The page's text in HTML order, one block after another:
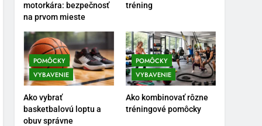
motorkára: bezpečnosť
na prvom mieste
tréning
POMÔCKY
VYBAVENIE
Ako vybrať
basketbalovú loptu a
obuv správne
POMÔCKY
VYBAVENIE
Ako kombinovať rôzne
tréningové pomôcky
7
brucha
POMÔCKY VYBAVENIE
8
Najlepšie doplnky pre
motocyklistov na dlhé
trasy
VYBAVENIE